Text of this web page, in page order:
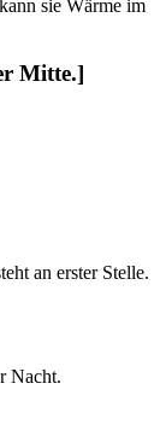
sie Wärme im
Mitte.]
an erster Stelle.
Nacht.